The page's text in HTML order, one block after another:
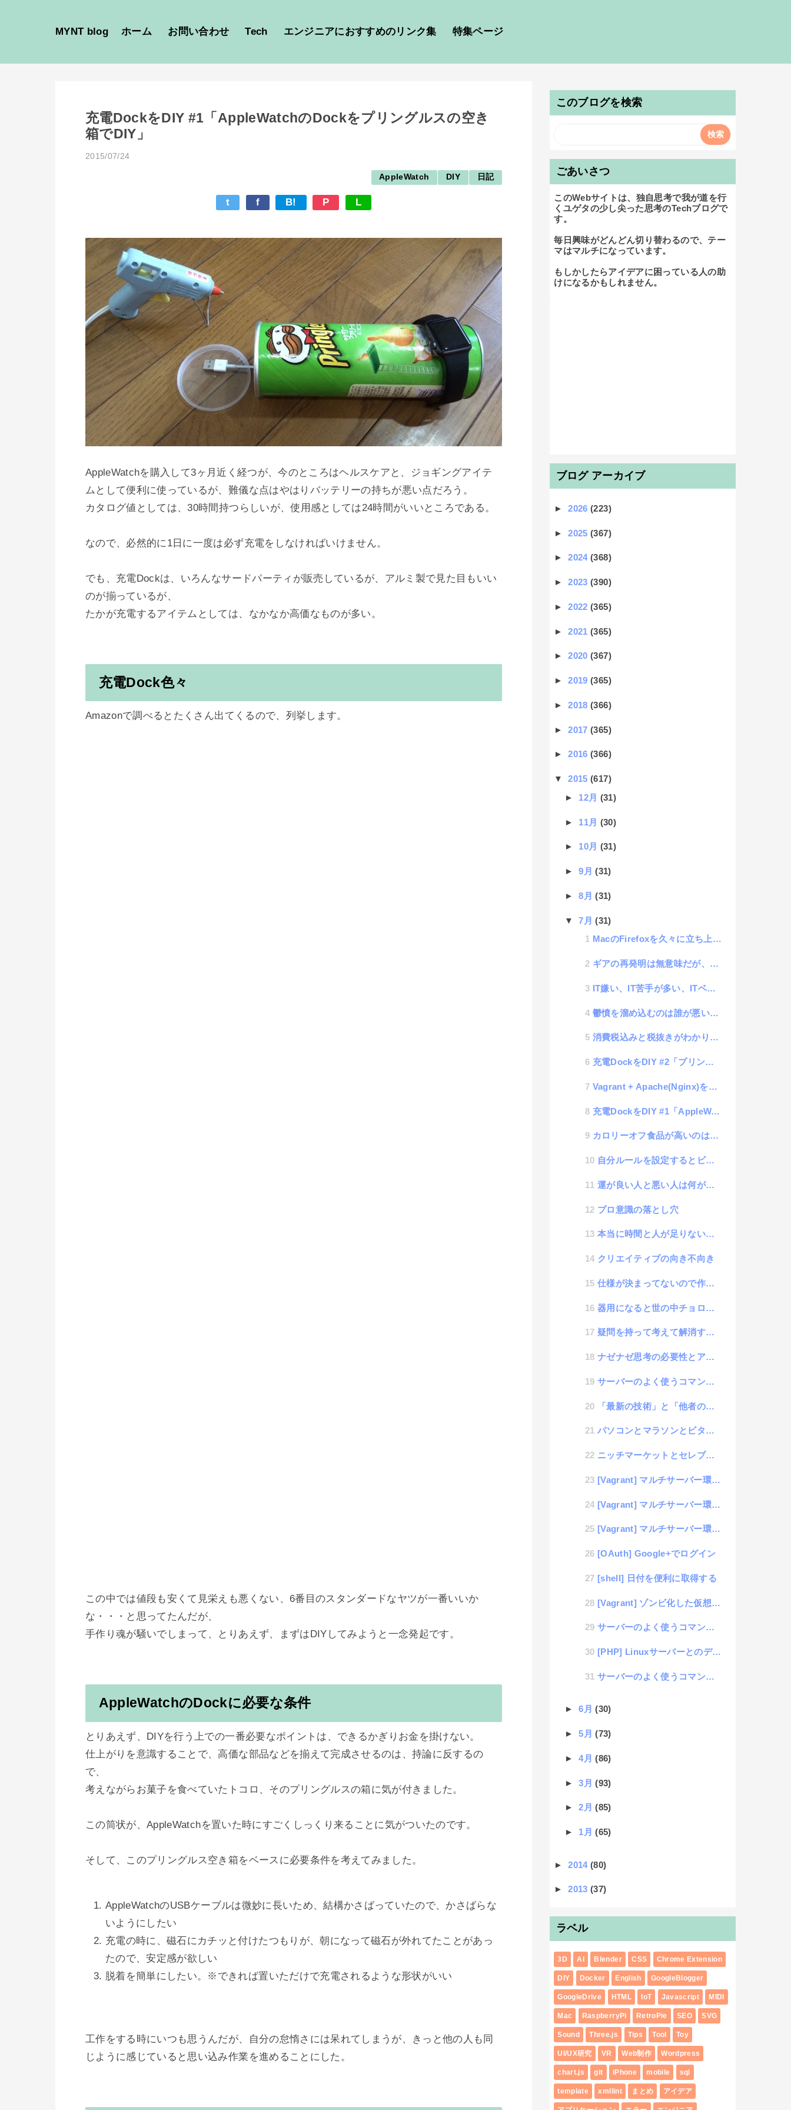
MYNT blog ホーム お問い合わせ Tech エンジニアにおすすめのリンク集 特集ページ
充電DockをDIY #1「AppleWatchのDockをプリングルスの空き
箱でDIY」
2015/07/24
AppleWatch DIY 日記
t f B! P L
AppleWatchを購入して3ヶ月近く経つが、今のところはヘルスケアと、ジョギングアイテ
ムとして便利に使っているが、難儀な点はやはりバッテリーの持ちが悪い点だろう。
カタログ値としては、30時間持つらしいが、使用感としては24時間がいいところである。
なので、必然的に1日に一度は必ず充電をしなければいけません。
でも、充電Dockは、いろんなサードパーティが販売しているが、アルミ製で見た目もいい
のが揃っているが、
充電Dock色々
Amazonで調べるとたくさん出てくるので、列挙します。
この中では値段も安くて見栄えも悪くない、6番目のスタンダードなヤツが一番いいか
な・・・と思ってたんだが、
手作り魂が騒いでしまって、とりあえず、まずはDIYしてみようと一念発起です。
AppleWatchのDockに必要な条件
とりあえず、DIYを行う上での一番必要なポイントは、できるかぎりお金を掛けない。
仕上がりを意識することで、高価な部品などを揃えて完成させるのは、持論に反するの
で、
考えながらお菓子を食べていたトコロ、そのプリングルスの箱に気が付きました。
この筒状が、AppleWatchを置いた時にすごくしっくり来ることに気がついたのです。
そして、このプリングルス空き箱をベースに必要条件を考えてみました。
AppleWatchのUSBケーブルは微妙に長いため、結構かさばっていたので、かさばらな
いようにしたい
充電の時に、磁石にカチッと付けたつもりが、朝になって磁石が外れてたことがあっ
たので、安定感が欲しい
脱着を簡単にしたい。※できれば置いただけで充電されるような形状がいい
工作をする時にいつも思うんだが、自分の怠惰さには呆れてしまうが、きっと他の人も同
じように感じていると思い込み作業を進めることにした。
このブログを検索
ごあいさつ
このWebサイトは、独自思考で我が道を行
くユゲタの少し尖った思考のTechブログで
す。
毎日興味がどんどん切り替わるので、テー
マはマルチになっています。
もしかしたらアイデアに困っている人の助
けになるかもしれません。
ブログ アーカイブ
►2026(223)
►2025(367)
►2024(368)
►2023(390)
►2022(365)
►2021(365)
►2020(367)
►2019(365)
►2018(366)
►2017(365)
►2016(366)
▼2015(617)
► 12月 (31)
► 11月 (30)
► 10月 (31)
►9月(31)
►8月(31)
▼7月(31)
MacのFirefoxを久々に立ち上げたらマルウェアに感染してた
ギアの再発明は無意味だが、噛み合うギアは限りなく少ない
IT嫌い、IT苦手が多い、ITベンチャー企業
鬱憤を溜め込むのは誰が悪いのかという事
消費税込みと税抜きがわかりにくい
充電DockをDIY #2「プリングルスDockにiPhoneエリアを追加」
Vagrant + Apache(Nginx)を使っている時に、cssなどの静的ファイルが更新されな...
充電DockをDIY #1「AppleWatchのDockをプリングルスの空き箱でDIY」
カロリーオフ食品が高いのは何故？
自分ルールを設定するとビックリするくらいスキルが向上する
運が良い人と悪い人は何が違うのか
プロ意識の落とし穴
本当に時間と人が足りないのか？
クリエイティブの向き不向き
仕様が決まってないので作業できませんというエンジニア
器用になると世の中チョロくなる
疑問を持って考えて解消する力
ナゼナゼ思考の必要性とアイデアのひねり出し方
サーバーのよく使うコマンドメモ| nc
「最新の技術」と「他者のやっていない技術」は正反対
パソコンとマラソンとビタミン
ニッチマーケットとセレブマーケット
[Vagrant] マルチサーバー環境を構築してインフラ構築検証を行う #3「LVSをセットして検証...
[Vagrant] マルチサーバー環境を構築してインフラ構築検証を行う #2「Vagrantにマルチ...
[Vagrant] マルチサーバー環境を構築してインフラ構築検証を行う #1「負荷分散構成」
[OAuth] Google+でログイン
[shell] 日付を便利に取得する
[Vagrant] ゾンビ化した仮想マシンを消す方法
サーバーのよく使うコマンドメモ| od
[PHP] Linuxサーバーとのデータ連携方法
サーバーのよく使うコマンドメモ| watch
►6月(30)
►5月(73)
►4月(86)
►3月(93)
►2月(85)
► 1月(65)
►2014(80)
►2013(37)
ラベル
3D AI Blender CSS Chrome Extension
DIY Docker English GoogleBlogger
GoogleDrive HTML IoT Javascript MIDI
Mac RaspberryPi RetroPie SEO SVG
Sound Three.js Tips Tool Toy
UI/UX研究 VR Web制作 Wordpress
chart.js git iPhone mobile sql
template xmllint まとめ アイデア